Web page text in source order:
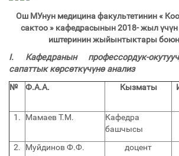
Ош МУнун медицина факультетинин «
сактоо» кафедрасынын2018-жыл үчүн
иштеринин жыйынтыктары
I. Кафедранын профессордук-
сапаттык көрсөткүчүнө анализ
№
Ф.А.А. Кызматы
1. Мамаев Т.М.
Кафедра
башчысы
2. Муйдинов Ф.Ф. доцент